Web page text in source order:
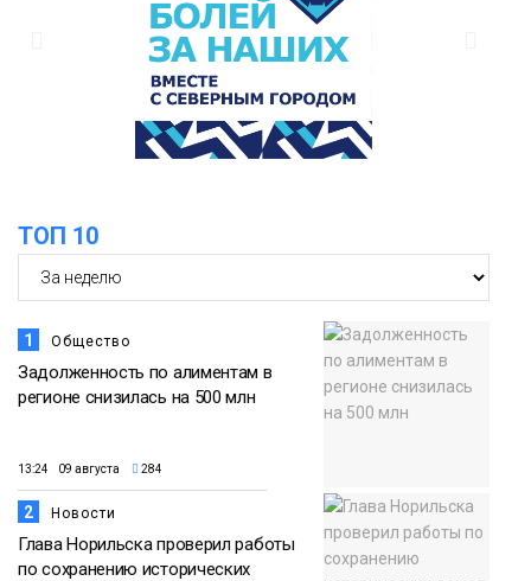
пополнился новой техникой для
работы в условиях Заполярья
Пожарный кроссфит стал одним из
самых зрелищных событий
18:30
Фото
Заполярное лето в разгаре: Норильск
прогрелся до 29 градусов
ТОП 10
1 Общество
Задолженность по алиментам в
регионе снизилась на 500 млн
13:24 09 августа 284
2 Новости
Глава Норильска проверил работы
по сохранению исторических